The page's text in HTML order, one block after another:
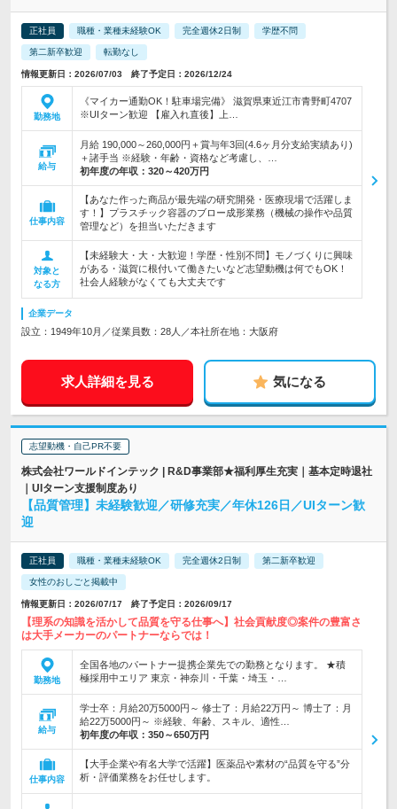
正社員 職種・業種未経験OK 完全週休2日制 学歴不問
第二新卒歓迎 転勤なし
情報更新日：2026/07/03 終了予定日：2026/12/24
勤務地
《マイカー通勤OK！駐車場完備》 滋賀県東近江市青野町4707
※UIターン歓迎 【雇入れ直後】上…
給与
月給 190,000～260,000円＋賞与年3回(4.6ヶ月分支給実績あり)
＋諸手当 ※経験・年齢・資格など考慮し、…
初年度の年収： 320～420万円
仕事内容
【あなた作った商品が最先端の研究開発・医療現場で活躍しま
す！】プラスチック容器のブロー成形業務（機械の操作や品質
管理など）を担当いただきます
対象と
なる方
【未経験大・大・大歓迎！学歴・性別不問】モノづくりに興味
がある・滋賀に根付いて働きたいなど志望動機は何でもOK！
社会人経験がなくても大丈夫です
企業データ
設立：1949年10月／従業員数：28人／本社所在地：大阪府
求人詳細を見る 気になる
志望動機・自己PR不要
株式会社ワールドインテック | R&D事業部★福利厚生充実｜基本定時退社
｜UIターン支援制度あり
【品質管理】未経験歓迎／研修充実／年休126日／UIターン歓
迎
正社員 職種・業種未経験OK 完全週休2日制 第二新卒歓迎
女性のおしごと掲載中
情報更新日：2026/07/17 終了予定日：2026/09/17
【理系の知識を活かして品質を守る仕事へ】社会貢献度◎案件の豊富さ
は大手メーカーのパートナーならでは！
勤務地
全国各地のパートナー提携企業先での勤務となります。 ★積
極採用中エリア 東京・神奈川・千葉・埼玉・…
給与
学士卒：月給20万5000円～ 修士了：月給22万円～ 博士了：月
給22万5000円～ ※経験、年齢、スキル、適性…
初年度の年収： 350～650万円
仕事内容
【大手企業や有名大学で活躍】医薬品や素材の“品質を守る”分
析・評価業務をお任せします。